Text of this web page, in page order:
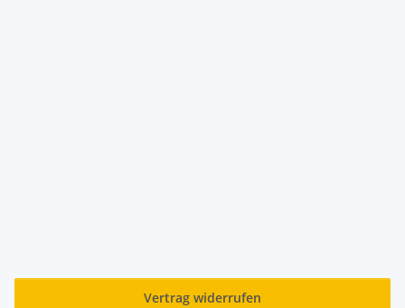
Vertrag widerrufen